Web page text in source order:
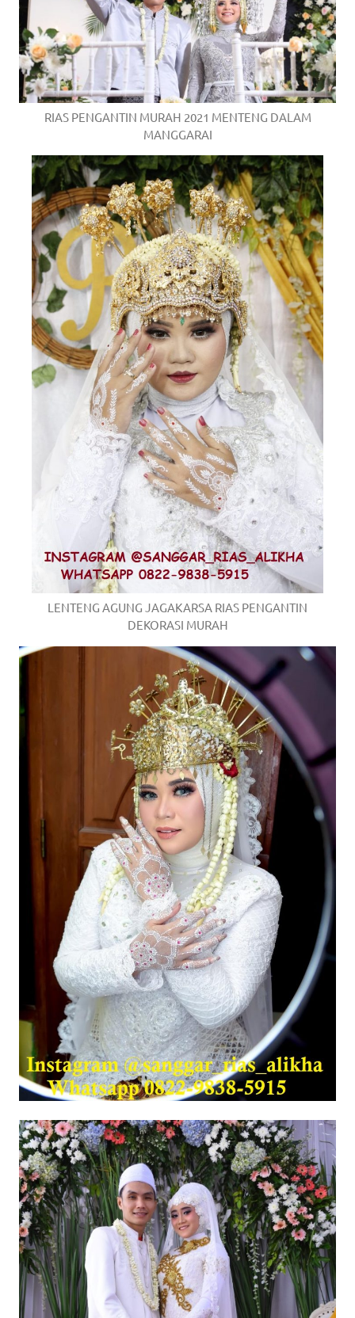
RIAS PENGANTIN MURAH 2021 MENTENG DALAM
MANGGARAI
LENTENG AGUNG JAGAKARSA RIAS PENGANTIN
DEKORASI MURAH